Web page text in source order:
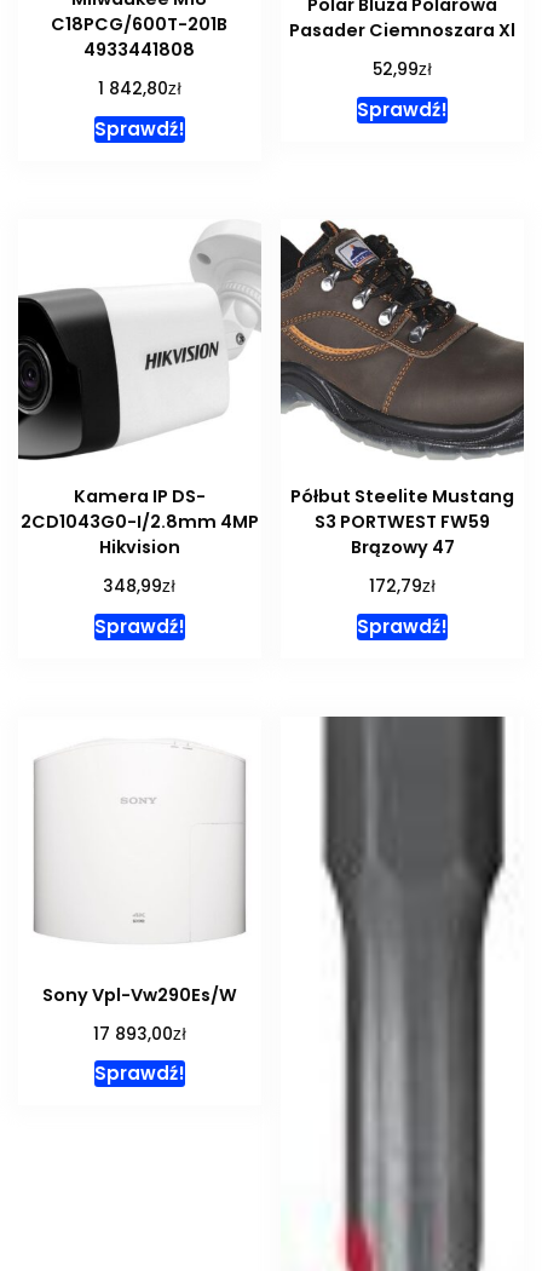
C18PCG/600T-201B
4933441808
1 842,80zł
Sprawdź!
Polar Bluza Polarowa
Pasader Ciemnoszara Xl
52,99zł
Sprawdź!
Kamera IP DS-
2CD1043G0-I/2.8mm 4MP
Hikvision
348,99zł
Sprawdź!
Półbut Steelite Mustang
S3 PORTWEST FW59
Brązowy 47
172,79zł
Sprawdź!
Sony Vpl-Vw290Es/W
17 893,00zł
Sprawdź!